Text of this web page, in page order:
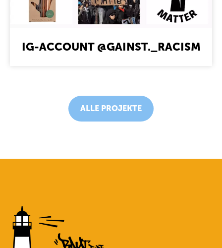
IG-ACCOUNT @GAINST._RACISM
ALLE PROJEKTE